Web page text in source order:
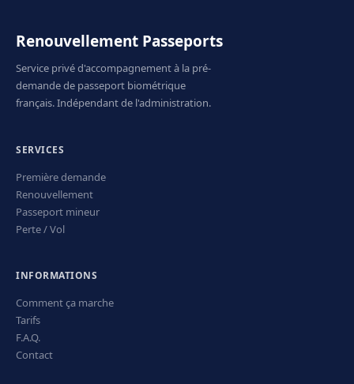
Renouvellement Passeports
Service privé d'accompagnement à la pré-
demande de passeport biométrique
français. Indépendant de l'administration.
SERVICES
Première demande
Renouvellement
Passeport mineur
Perte / Vol
INFORMATIONS
Comment ça marche
Tarifs
F.A.Q.
Contact